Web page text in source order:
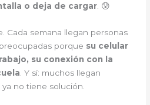
o deja de cargar. 😰
Cada semana llegan personas
porque su celular
su conexión con la
. Y sí: muchos llegan
no tiene solución.